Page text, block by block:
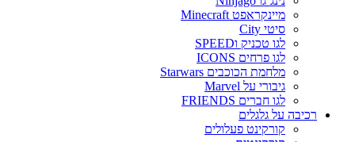
מיינקראפט Minecraft
סיטי City
לגו טכניק וSPEED
לגו פרחים ICONS
מלחמת הכוכבים Starwars
גיבורי על Marvel
לגו חברים FRIENDS
רכיבה על גלגלים
קורקינט פעלולים